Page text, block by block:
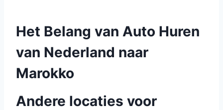
Het Belang van Auto Huren
van Nederland naar
Marokko
Andere locaties voor